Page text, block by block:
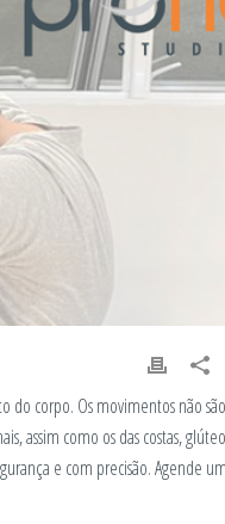
do corpo. Os movimentos não são
assim como os das costas,
e com precisão. Agende